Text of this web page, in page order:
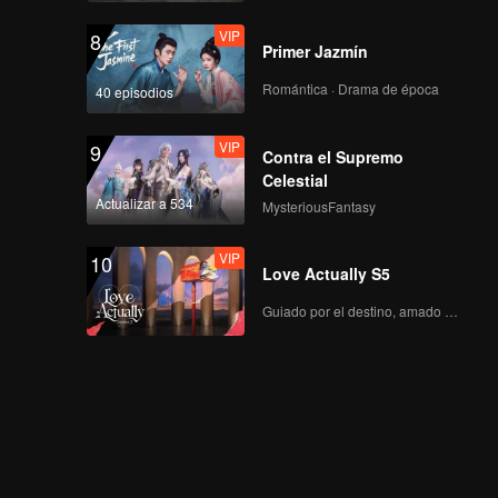
8
40 episodios
VIP
Primer Jazmín
Romántica · Drama de época
9
Actualizar a 534
VIP
Contra el Supremo
Celestial
MysteriousFantasy
10 VIP
Love Actually S5